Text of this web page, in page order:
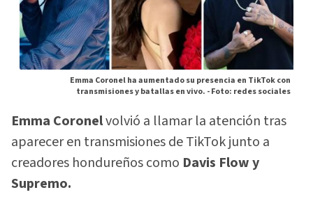
Emma Coronel ha aumentado su presencia en TikTok con
transmisiones y batallas en vivo. -Foto: redes sociales
Emma Coronelvolvió a llamar la atención tras
aparecer en transmisiones de TikTok junto a
creadores hondureños como Davis Flow y
Supremo.